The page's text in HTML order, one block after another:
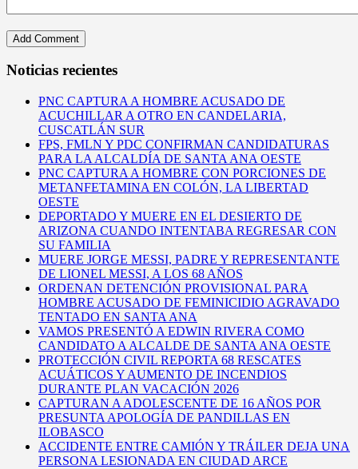
Noticias recientes
PNC CAPTURA A HOMBRE ACUSADO DE
ACUCHILLAR A OTRO EN CANDELARIA,
CUSCATLÁN SUR
FPS, FMLN Y PDC CONFIRMAN CANDIDATURAS
PARA LA ALCALDÍA DE SANTA ANA OESTE
PNC CAPTURA A HOMBRE CON PORCIONES DE
METANFETAMINA EN COLÓN, LA LIBERTAD
OESTE
DEPORTADO Y MUERE EN EL DESIERTO DE
ARIZONA CUANDO INTENTABA REGRESAR CON
SU FAMILIA
MUERE JORGE MESSI, PADRE Y REPRESENTANTE
DE LIONEL MESSI, A LOS 68 AÑOS
ORDENAN DETENCIÓN PROVISIONAL PARA
HOMBRE ACUSADO DE FEMINICIDIO AGRAVADO
TENTADO EN SANTA ANA
VAMOS PRESENTÓ A EDWIN RIVERA COMO
CANDIDATO A ALCALDE DE SANTA ANA OESTE
PROTECCIÓN CIVIL REPORTA 68 RESCATES
ACUÁTICOS Y AUMENTO DE INCENDIOS
DURANTE PLAN VACACIÓN 2026
CAPTURAN A ADOLESCENTE DE 16 AÑOS POR
PRESUNTA APOLOGÍA DE PANDILLAS EN
ILOBASCO
ACCIDENTE ENTRE CAMIÓN Y TRÁILER DEJA UNA
PERSONA LESIONADA EN CIUDAD ARCE